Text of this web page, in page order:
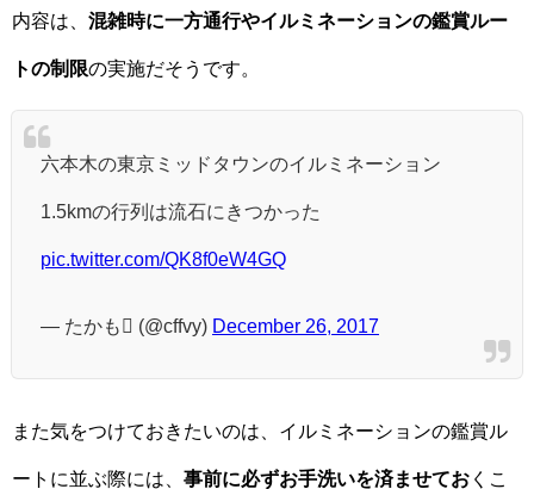
内容は、 混雑時に一方通行やイルミネーションの鑑賞ルー
トの制限の実施だそうです。
六本木の東京ミッドタウンのイルミネーション
1.5kmの行列は流石にきつかった
pic.twitter.com/QK8f0eW4GQ
— たかも (@cffvy) December 26, 2017
また気をつけておきたいのは、イルミネーションの鑑賞ル
ートに並ぶ際には、 事前に必ずお手洗いを済ませてお くこ